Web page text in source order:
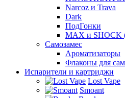
Narcoz и Trava
Dark
ПодГонки
MAX и SHOCK
Самозамес
Ароматизаторы
Флаконы для
Испарители и картриджи
Lost Vape
Smoant